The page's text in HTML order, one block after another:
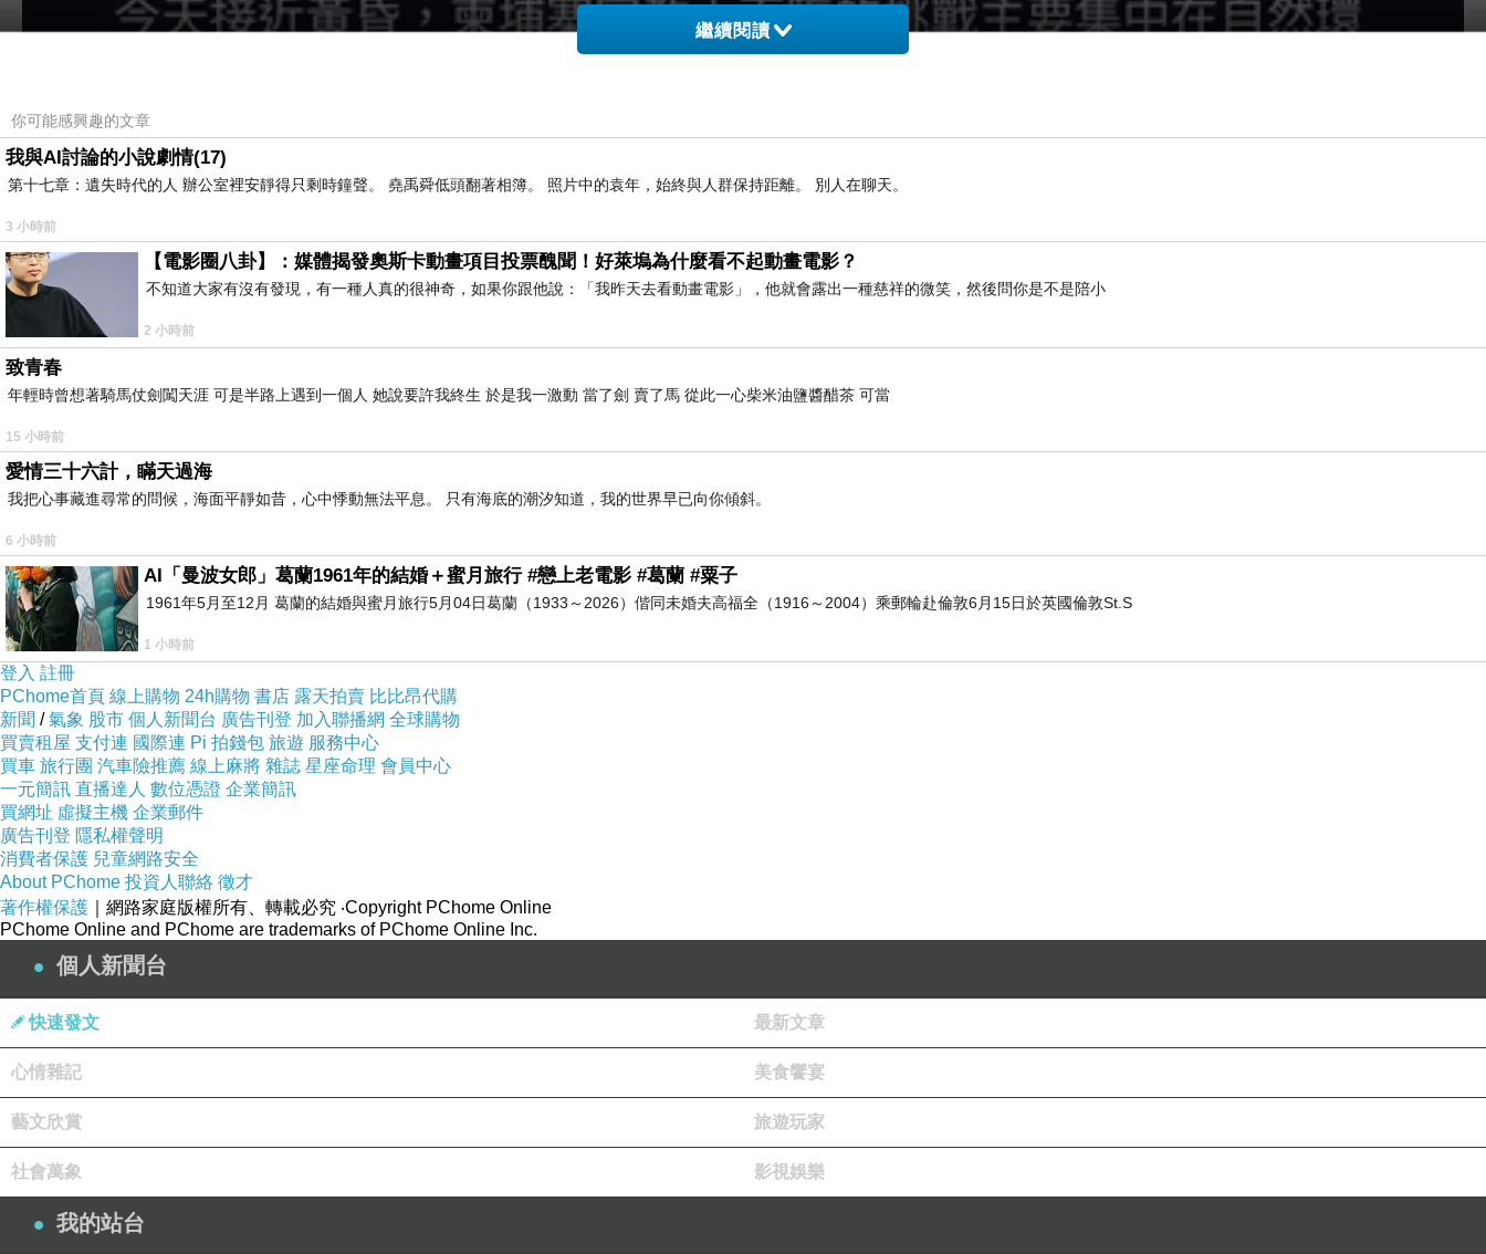
繼續閱讀
你可能感興趣的文章
我與AI討論的小說劇情(17)
第十七章：遺失時代的人 辦公室裡安靜得只剩時鐘聲。 堯禹舜低頭翻著相簿。 照片中的袁年，始終與人群保持距離。 別人在聊天。
3 小時前
【電影圈八卦】：媒體揭發奧斯卡動畫項目投票醜聞！好萊塢為什麼看不起動畫電影？
不知道大家有沒有發現，有一種人真的很神奇，如果你跟他說：「我昨天去看動畫電影」，他就會露出一種慈祥的微笑，然後問你是不是陪小
2 小時前
致青春
年輕時曾想著騎馬仗劍闖天涯 可是半路上遇到一個人 她說要許我終生 於是我一激動 當了劍 賣了馬 從此一心柴米油鹽醬醋茶 可當
15 小時前
愛情三十六計，瞞天過海
我把心事藏進尋常的問候，海面平靜如昔，心中悸動無法平息。 只有海底的潮汐知道，我的世界早已向你傾斜。
6 小時前
AI「曼波女郎」葛蘭1961年的結婚＋蜜月旅行 #戀上老電影 #葛蘭 #粟子
1961年5月至12月 葛蘭的結婚與蜜月旅行5月04日葛蘭（1933～2026）偕同未婚夫高福全（1916～2004）乘郵輪赴倫敦6月15日於英國倫敦St.S
1 小時前
登入 註冊
PChome首頁 線上購物 24h購物 書店 露天拍賣 比比昂代購
新聞 /氣象 股市 個人新聞台 廣告刊登 加入聯播網 全球購物
買賣租屋 支付連 國際連 Pi 拍錢包 旅遊 服務中心
買車 旅行團 汽車險推薦 線上麻將 雜誌 星座命理 會員中心
一元簡訊 直播達人 數位憑證 企業簡訊
買網址 虛擬主機 企業郵件
廣告刊登 隱私權聲明
消費者保護 兒童網路安全
About PChome 投資人聯絡 徵才
著作權保護 ｜網路家庭版權所有、轉載必究 ‧Copyright PChome Online
PChome Online and PChome are trademarks of PChome Online Inc.
個人新聞台
快速發文 最新文章
心情雜記 美食饗宴
藝文欣賞 旅遊玩家
社會萬象 影視娛樂
我的站台